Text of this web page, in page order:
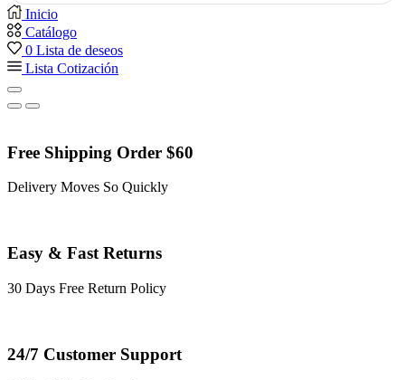
Inicio
Catálogo
0 Lista de deseos
Lista Cotización
Free Shipping Order $60
Delivery Moves So Quickly
Easy & Fast Returns
30 Days Free Return Policy
24/7 Customer Support